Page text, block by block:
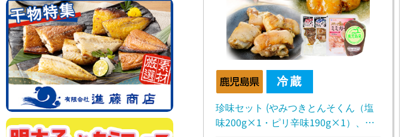
珍味セット (やみつきとんそくん（塩
味200g×1・ピリ辛味190g×1）、ミ